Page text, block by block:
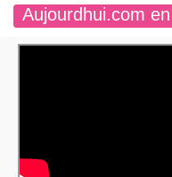
Aujourdhui.com